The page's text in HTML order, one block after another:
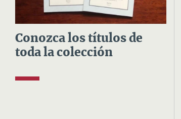
Conozca los títulos de
toda la colección